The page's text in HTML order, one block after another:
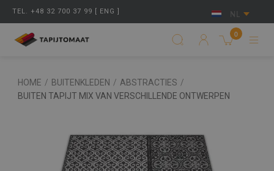
TEL. +48 32 700 37 99 [ ENG ] NL
0
HOME / BUITENKLEDEN / ABSTRACTIES /
BUITEN TAPIJT MIX VAN VERSCHILLENDE ONTWERPEN